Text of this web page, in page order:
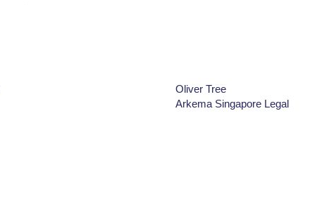
Oliver Tree
Arkema Singapore Legal